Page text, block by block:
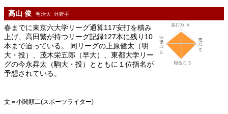
高山 俊 明治大 外野手
春までに東京六大学リーグ通算117安打を積み
上げ、高田繁が持つリーグ記録127本に残り10
本まで迫っている。 同リーグの上原健太（明
大・投）、茂木栄五郎（早大）、東都大学リー
グの今永昇太（駒大・投）とともに１位指名が
予想されている。
文＝小関順二(スポーツライター)